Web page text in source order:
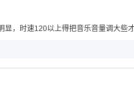
，时速120以上得把音乐音量调大些才